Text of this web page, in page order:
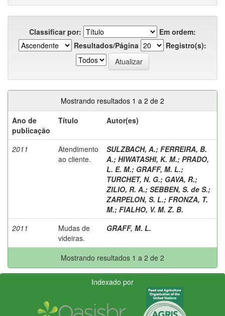
Classificar por:
Em ordem:
Resultados/Página
Registro(s):
Mostrando resultados 1 a 2 de 2
Ano de
publicação
Título Autor(es)
2011
Atendimento
ao cliente.
SULZBACH, A.; FERREIRA, B.
A.; HIWATASHI, K. M.; PRADO,
L. E. M.; GRAFF, M. L.;
TURCHET, N. G.; GAVA, R.;
ZILIO, R. A.; SEBBEN, S. de S.;
ZARPELON, S. L.; FRONZA, T.
M.; FIALHO, V. M. Z. B.
2011
Mudas de
videiras.
GRAFF, M. L.
Mostrando resultados 1 a 2 de 2
Indexado por